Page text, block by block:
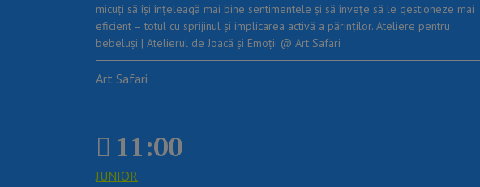
micuți să își înțeleagă mai bine sentimentele și să învețe să le gestioneze mai
eficient – totul cu sprijinul și implicarea activă a părinților. Ateliere pentru
bebeluși | Atelierul de Joacă și Emoții @ Art Safari
Art Safari
11:00
JUNIOR